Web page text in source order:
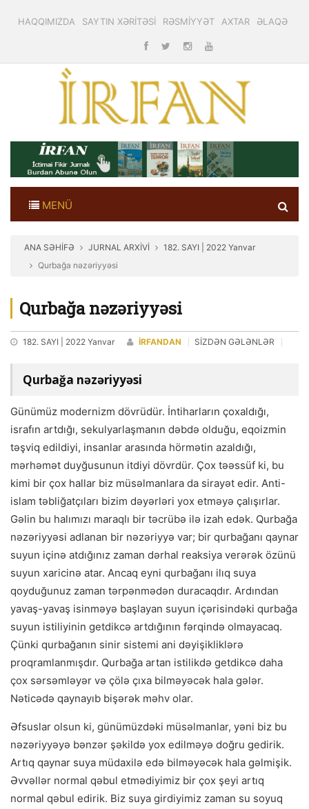
HAQQIMIZDA SAYTIN XƏRİTƏSİ RƏSMİYYƏT AXTAR ƏLAQƏ
MENÜ
ANA SƏHİFƏ JURNAL ARXİVİ
182. SAYI | 2022 Yanvar
Qurbağa nəzəriyyəsi
Qurbağa nəzəriyyəsi
182. SAYI | 2022 Yanvar İRFANDAN SİZDƏN GƏLƏNLƏR
Qurbağa nəzəriyyəsi
Günümüz modernizm dövrüdür. İntiharların çoxaldığı,
israfın artdığı, sekulyarlaşmanın dəbdə olduğu, eqoizmin
təşviq edildiyi, insanlar arasında hörmətin azaldığı,
mərhəmət duyğusunun itdiyi dövrdür. Çox təəssüf ki, bu
kimi bir çox hallar biz müsəlmanlara da sirayət edir. Anti-
islam təbliğatçıları bizim dəyərləri yox etməyə çalışırlar.
Gəlin bu halımızı maraqlı bir təcrübə ilə izah edək. Qurbağa
nəzəriyyəsi adlanan bir nəzəriyyə var; bir qurbağanı qaynar
suyun içinə atdığınız zaman dərhal reaksiya verərək özünü
suyun xaricinə atar. Ancaq eyni qurbağanı ilıq suya
qoyduğunuz zaman tərpənmədən duracaqdır. Ardından
yavaş-yavaş isinməyə başlayan suyun içərisindəki qurbağa
suyun istiliyinin getdikcə artdığının fərqində olmayacaq.
Çünki qurbağanın sinir sistemi ani dəyişikliklərə
proqramlanmışdır. Qurbağa artan istilikdə getdikcə daha
çox sərsəmləyər və çölə çıxa bilməyəcək hala gələr.
Nəticədə qaynayıb bişərək məhv olar.
Əfsuslar olsun ki, günümüzdəki müsəlmanlar, yəni biz bu
nəzəriyyəyə bənzər şəkildə yox edilməyə doğru gedirik.
Artıq qaynar suya müdaxilə edə bilməyəcək hala gəlmişik.
Əvvəllər normal qəbul etmədiyimiz bir çox şeyi artıq
normal qəbul edirik. Biz suya girdiyimiz zaman su soyuq